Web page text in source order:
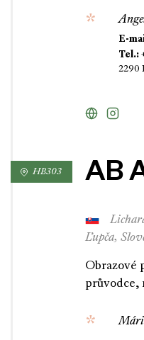
E-
Tel.:
2290
HB303 AB
Ľupča,
Obrazové
průvodce,